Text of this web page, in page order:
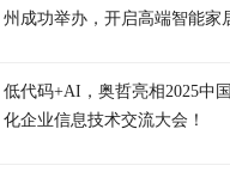
州成功举办，开启高端智能家
低代码+AI，奥哲亮相2025中
化企业信息技术交流大会！